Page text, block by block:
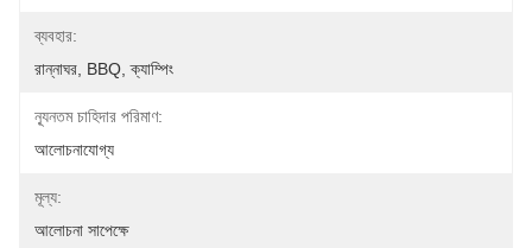
ব্যবহার:
রান্নাঘর, BBQ, ক্যাম্পিং
ন্যূনতম চাহিদার পরিমাণ:
আলোচনাযোগ্য
মূল্য:
আলোচনা সাপেক্ষে